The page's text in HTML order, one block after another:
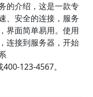
的介绍，这是一款专
、安全的连接，服务
界面简单易用。使用
连接到服务器，开始
400-123-4567。